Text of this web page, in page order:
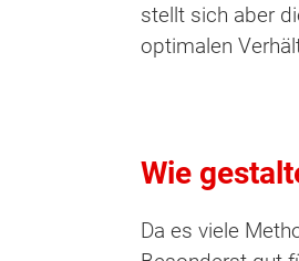
stellt sich aber
optimalen
Wie
Da es viele